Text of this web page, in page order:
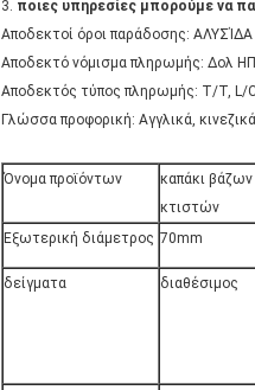
3. ποιες υπηρεσίες μπορούμε να
Αποδεκτοί όροι παράδοσης: ΑΛΥΣΊΔΑ
Αποδεκτό νόμισμα πληρωμής: Δολ
Αποδεκτός τύπος πληρωμής: T/T, L/
Γλώσσα προφορική: Αγγλικά, κινεζικά
Όνομα προϊόντων
καπάκι βάζων
κτιστών
Εξωτερική διάμετρος 70mm
δείγματα διαθέσιμος